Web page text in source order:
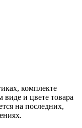
комплекте
виде и цвете товара
на последних,